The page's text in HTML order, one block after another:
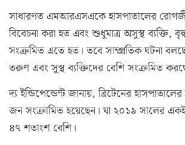
সাধারণত এমআরএসএকে হাসপাতালের
বিবেচনা করা হত এবং শুধুমাত্র অসুস্থ ব্যক্তি,
সংক্রমিত এতে হত। তবে সাম্প্রতিক ঘটনা
তরুণ এবং সুস্থ ব্যক্তিদের বেশি সংক্রমিত
দ্য ইন্ডিপেন্ডেন্ট জানায়, ব্রিটেনের
জন সংক্রামিত হয়েছেন। যা ২০১৯ সালের
৪৭ শতাংশ বেশি।